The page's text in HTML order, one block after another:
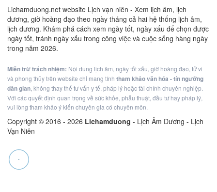
Lichamduong.net website Lịch vạn niên - Xem lịch âm, lịch
dương, giờ hoàng đạo theo ngày tháng cả hai hệ thống lịch âm,
lịch dương. Khám phá cách xem ngày tốt, ngày xấu để chọn được
ngày tốt, tránh ngày xấu trong công việc và cuộc sống hàng ngày
trong năm 2026.
Miễn trừ trách nhiệm: Nội dung lịch âm, ngày tốt xấu, giờ hoàng đạo, tử vi
và phong thủy trên website chỉ mang tính tham khảo văn hóa - tín ngưỡng
dân gian, không thay thế tư vấn y tế, pháp lý hoặc tài chính chuyên nghiệp.
Với các quyết định quan trọng về sức khỏe, phẫu thuật, đầu tư hay pháp lý,
vui lòng tham khảo ý kiến chuyên gia có chuyên môn.
Copyright © 2016 - 2026 Lichamduong - Lịch Âm Dương - Lịch
Vạn Niên